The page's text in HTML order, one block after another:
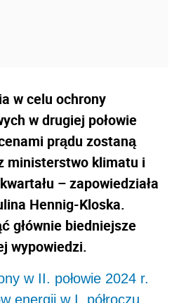
w celu ochrony
w drugiej połowie
prądu zostaną
ministerstwo klimatu i
– zapowiedziała
Hennig-Kloska.
głównie biedniejsze
wypowiedzi.
w II. połowie 2024 r.
energii w I. półroczu